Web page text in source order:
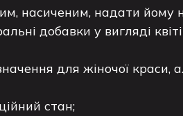
насиченим, надати йому
добавки у вигляді
для жіночої краси,
стан;